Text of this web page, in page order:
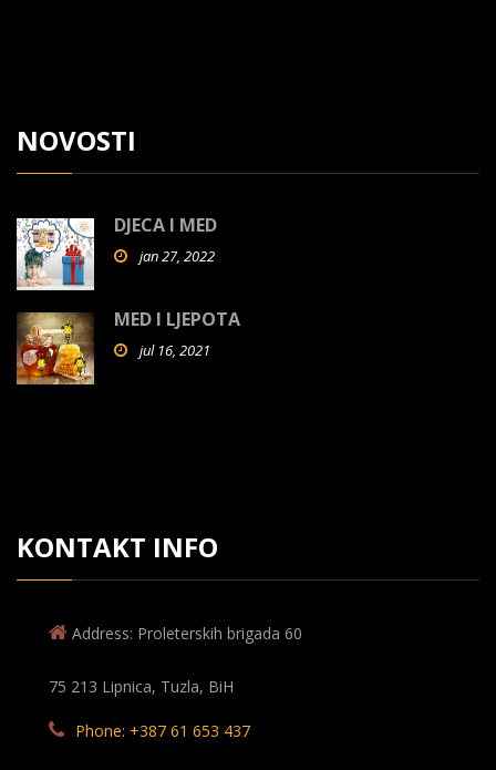
NOVOSTI
DJECA I MED
jan 27, 2022
MED I LJEPOTA
jul 16, 2021
KONTAKT INFO
Address: Proleterskih brigada 60
75 213 Lipnica, Tuzla, BiH
Phone: +387 61 653 437